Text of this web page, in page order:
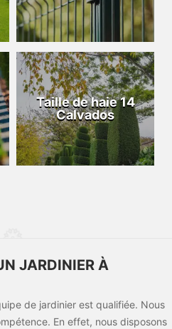
Taille de haie 14
Calvados
JARDINIER À
de jardinier est qualifiée. Nous
En effet, nous disposons